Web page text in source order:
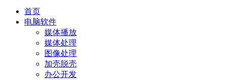
首页
电脑软件
媒体播放
媒体处理
图像处理
加壳脱壳
办公开发